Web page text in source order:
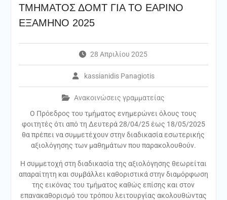
ΤΜΗΜΑΤΟΣ ΔΟΜΤ ΓΙΑ ΤΟ ΕΑΡΙΝΟ
ΕΞΑΜΗΝΟ 2025
28 Απριλίου 2025
kassianidis Panagiotis
Ανακοινώσεις γραμματείας
Ο Πρόεδρος του τμήματος ενημερώνει όλους τους
φοιτητές ότι από τη Δευτερά 28/04/25 έως 18/05/2025
θα πρέπει να συμμετέχουν στην διαδικασία εσωτερικής
αξιολόγησης των μαθημάτων που παρακολουθούν.
Η συμμετοχή στη διαδικασία της αξιολόγησης θεωρείται
απαραίτητη και συμβάλλει καθοριστικά στην διαμόρφωση
της εικόνας του τμήματος καθώς επίσης και στον
επανακαθορισμό του τρόπου λειτουργίας ακολουθώντας